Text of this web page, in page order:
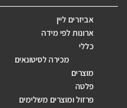
אביזרים ליין
ארונות לפי מידה
כללי
מכירה לסיטונאים
מוצרים
פלטה
פרזול ומוצרים משלימים